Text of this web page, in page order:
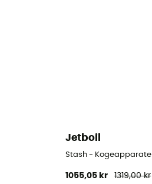
Jetboil
Stash -
1055,05 kr 1319,00 kr